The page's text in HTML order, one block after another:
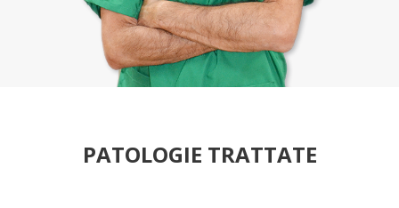
PATOLOGIE TRATTATE